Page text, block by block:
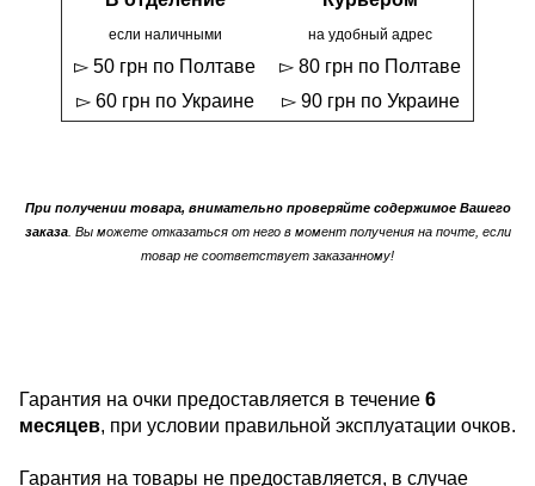
если наличными
▻ 50 грн по Полтаве
▻ 60 грн по Украине
на удобный адрес
▻ 80 грн по Полтаве
▻ 90 грн по Украине
При получении товара, внимательно проверяйте содержимое Вашего
заказа. Вы можете отказаться от него в момент получения на почте, если
товар не соответствует заказанному!
Гарантия на очки предоставляется в течение 6
месяцев, при условии правильной эксплуатации очков.
Гарантия на товары не предоставляется, в случае